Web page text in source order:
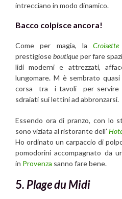
intrecciano in modo dinamico.
Bacco colpisce ancora!
Come per magia, laCroisette
prestigioseboutique per fare
lidi moderni e attrezzati,
lungomare. M è sembrato
corsa tra i tavoli per servire
sdraiati sui lettini ad abbronzarsi.
Essendo ora di pranzo, con lo
sono viziata al ristorante dell’
Ho ordinato un carpaccio di
pomodorini accompagnato da
in Provenza sanno fare bene.
5. Plage du Midi